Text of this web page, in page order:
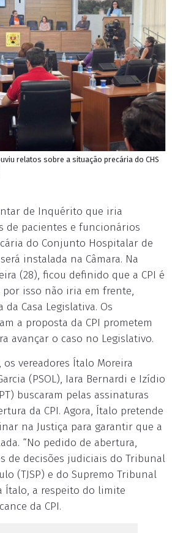
relatos sobre a situação precária do CHS
de Inquérito que iria
de pacientes e funcionários
do Conjunto Hospitalar de
instalada na Câmara. Na
(28), ficou definido que a CPI é
por isso não iria em frente,
Casa Legislativa. Os
a proposta da CPI prometem
avançar o caso no Legislativo.
os vereadores Ítalo Moreira
(PSOL), Iara Bernardi e Izídio
buscaram pelas assinaturas
da CPI. Agora, Ítalo pretende
na Justiça para garantir que a
“No pedido de abertura,
de decisões judiciais do Tribunal
(TJSP) e do Supremo Tribunal
Ítalo, a respeito do limite
da CPI.